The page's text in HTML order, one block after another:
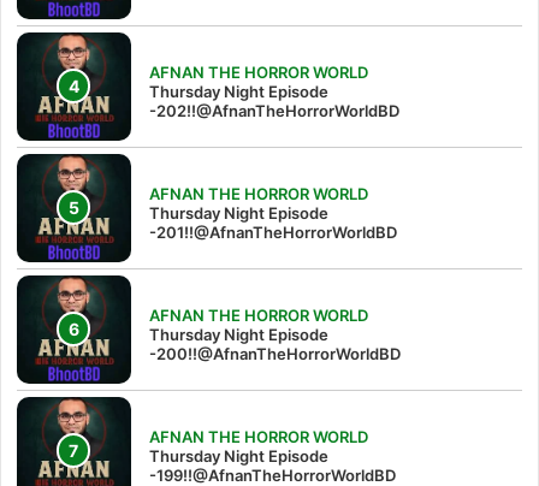
AFNAN THE HORROR WORLD
Thursday Night Episode
-202!!@AfnanTheHorrorWorldBD
AFNAN THE HORROR WORLD
Thursday Night Episode
-201!!@AfnanTheHorrorWorldBD
AFNAN THE HORROR WORLD
Thursday Night Episode
-200!!@AfnanTheHorrorWorldBD
AFNAN THE HORROR WORLD
Thursday Night Episode
-199!!@AfnanTheHorrorWorldBD